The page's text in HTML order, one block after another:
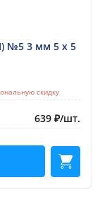
№5 3 мм 5 х 5
скидку
639 ₽/шт.